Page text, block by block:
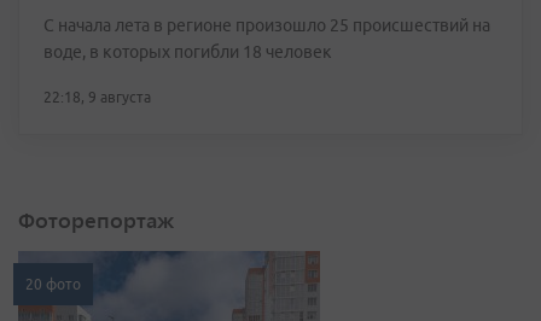
С начала лета в регионе произошло 25 происшествий на
воде, в которых погибли 18 человек
22:18, 9 августа
Фоторепортаж
20 фото